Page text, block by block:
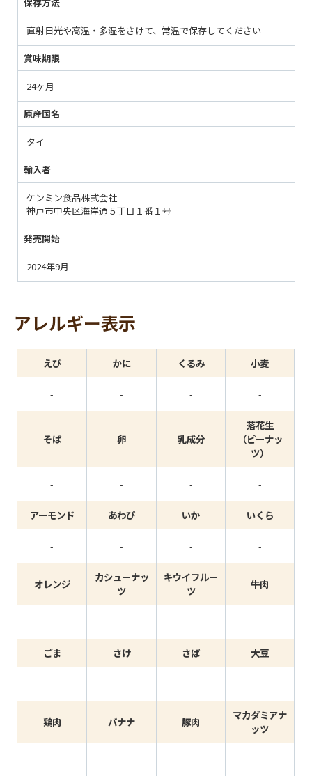
直射日光や高温・多湿をさけて、常温で保存してください
賞味期限
24ヶ月
原産国名
タイ
輸入者
ケンミン食品株式会社
神戸市中央区海岸通５丁目１番１号
発売開始
2024年9月
アレルギー表示
えび かに くるみ 小麦
- - - -
そば 卵 乳成分
落花生
（ピーナッ
ツ）
- - - -
アーモンド あわび いか いくら
- - - -
オレンジ
カシューナッ
ツ
キウイフルー
ツ
牛肉
- - - -
ごま さけ さば 大豆
- - - -
鶏肉 バナナ 豚肉
マカダミアナ
ッツ
- - - -